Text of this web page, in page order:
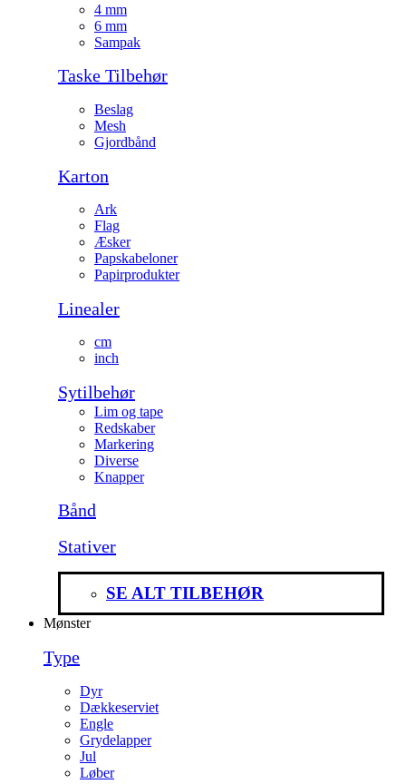
4 mm
6 mm
Sampak
Taske Tilbehør
Beslag
Mesh
Gjordbånd
Karton
Ark
Flag
Æsker
Papskabeloner
Papirprodukter
Linealer
cm
inch
Sytilbehør
Lim og tape
Redskaber
Markering
Diverse
Knapper
Bånd
Stativer
SE ALT TILBEHØR
Mønster
Type
Dyr
Dækkeserviet
Engle
Grydelapper
Jul
Løber